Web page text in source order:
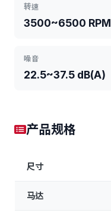
转速
3500~6500 RPM
噪音
22.5~37.5 dB(A)
产品规格
尺寸
马达